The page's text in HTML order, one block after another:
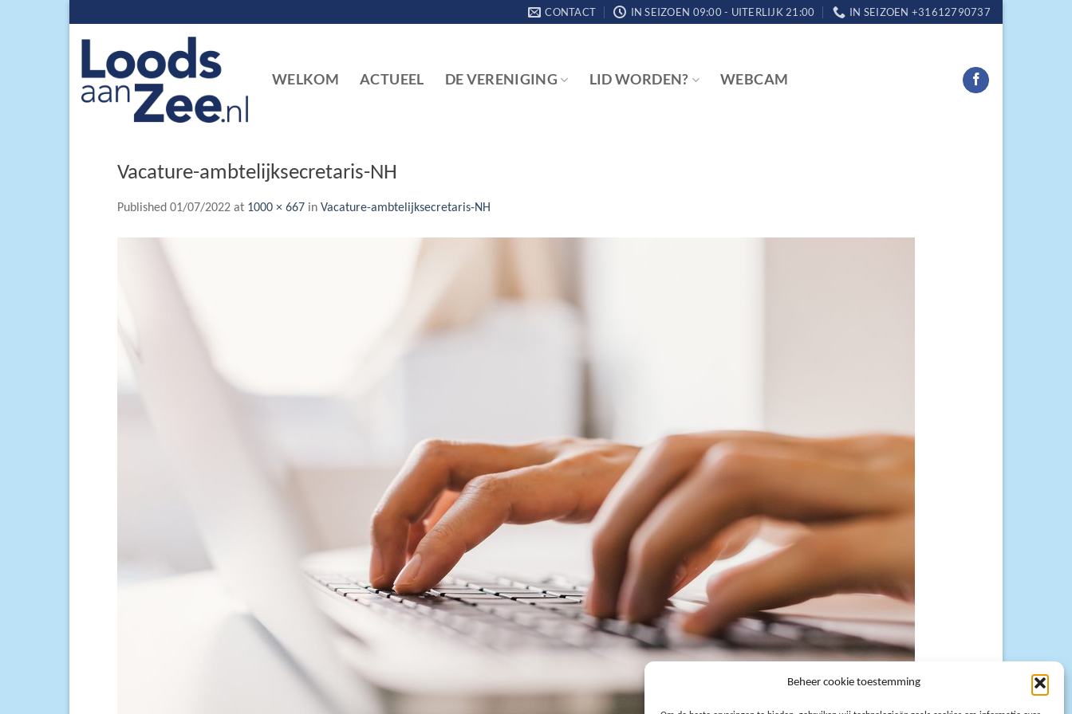
Beheer cookie toestemming
CONTACT IN SEIZOEN 09:00 - UITERLIJK 21:00 IN SEIZOEN +31612790737
WELKOM ACTUEEL DE VERENIGING LID WORDEN? WEBCAM
Vacature-ambtelijksecretaris-NH
Published 01/07/2022 at 1000 × 667 in Vacature-ambtelijksecretaris-NH